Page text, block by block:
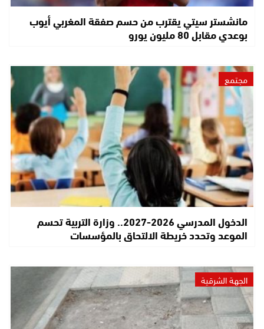
مانشستر سيتي يقترب من حسم صفقة المغربي أيوب
بوعدي مقابل 80 مليون يورو
مجتمع
الدخول المدرسي 2026-2027.. وزارة التربية تحسم
الموعد وتحدد خريطة الالتحاق بالمؤسسات
الجهة الشرقية